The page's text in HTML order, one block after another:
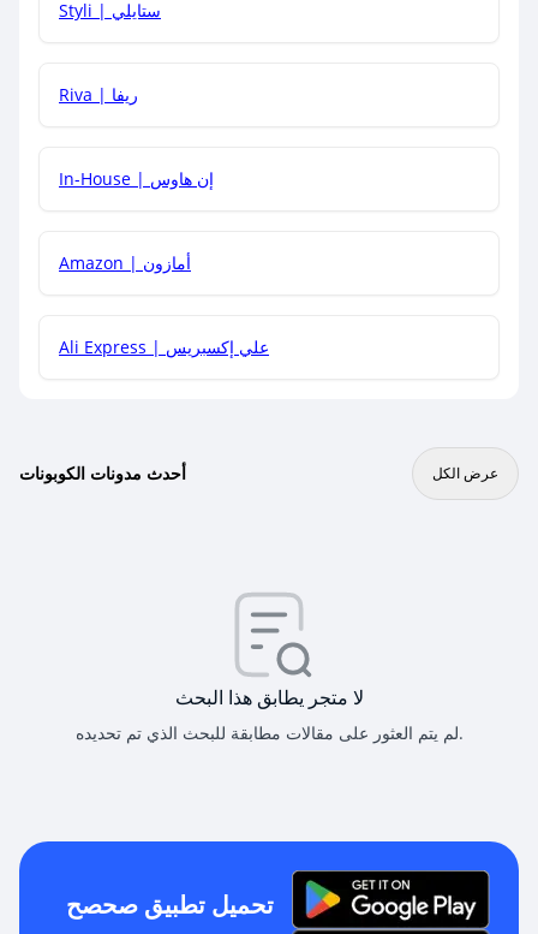
هل يمكنني جمع كود خصم مع العروض الأخرى؟
Styli | ستايلي
Riva | ريفا
In-House | إن هاوس
Amazon | أمازون
Ali Express | علي إكسبريس
أحدث مدونات الكوبونات عرض الكل
لا متجر يطابق هذا البحث
لم يتم العثور على مقالات مطابقة للبحث الذي تم تحديده.
تحميل تطبيق صحصح